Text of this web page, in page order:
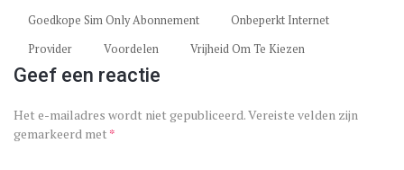
Goedkope Sim Only Abonnement
Onbeperkt Internet
Provider
Voordelen Vrijheid Om Te Kiezen
Geef een reactie
Het e-mailadres wordt niet gepubliceerd.Vereiste velden zijn
gemarkeerd met *